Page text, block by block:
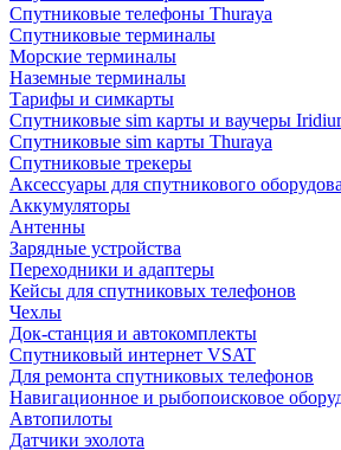
Спутниковые телефоны Thuraya
Спутниковые терминалы
Морские терминалы
Наземные терминалы
Тарифы и симкарты
Спутниковые sim карты и ваучеры
Спутниковые sim карты Thuraya
Спутниковые трекеры
Аксессуары для спутникового
Аккумуляторы
Антенны
Зарядные устройства
Переходники и адаптеры
Кейсы для спутниковых телефонов
Чехлы
Док-станция и автокомплекты
Спутниковый интернет VSAT
Для ремонта спутниковых телефонов
Навигационное и рыбопоисковое
Автопилоты
Датчики эхолота